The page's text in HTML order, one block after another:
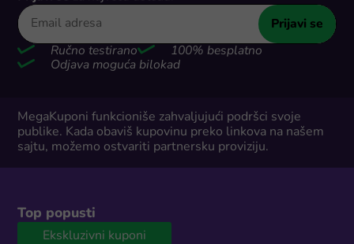
Prijavi se
Ručno testirano
100% besplatno
Odjava moguća bilokad
MegaKuponi funkcioniše zahvaljujući podršci svoje
publike. Kada obaviš kupovinu preko linkova na našem
sajtu, možemo ostvariti partnersku proviziju.
Top popusti
Ekskluzivni kuponi